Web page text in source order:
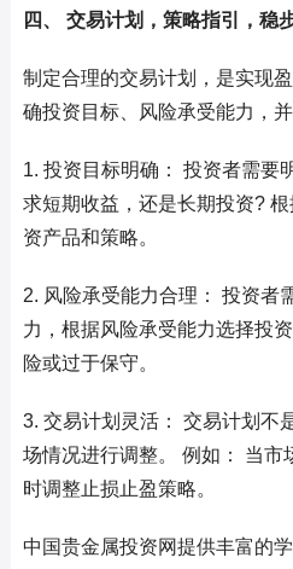
四、 交易计划，策略指引，稳
制定合理的交易计划，是实现
确投资目标、风险承受能力，
1. 投资目标明确： 投资者需要
求短期收益，还是长期投资?
资产品和策略。
2. 风险承受能力合理： 投资者
力，根据风险承受能力选择投
险或过于保守。
3. 交易计划灵活： 交易计划不
场情况进行调整。 例如： 当市
时调整止损止盈策略。
中国贵金属投资网提供丰富的